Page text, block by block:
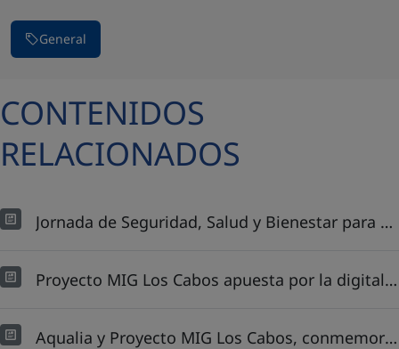
General
CONTENIDOS
RELACIONADOS
Jornada de Seguridad, Salud y Bienestar para Proyecto MIG Los Cabos, México
Proyecto MIG Los Cabos apuesta por la digitalización en la gestión de clientes
Aqualia y Proyecto MIG Los Cabos, conmemoran el Día Mundial del Agua en el Hidrofest 2025 de OOMSAPAS LC